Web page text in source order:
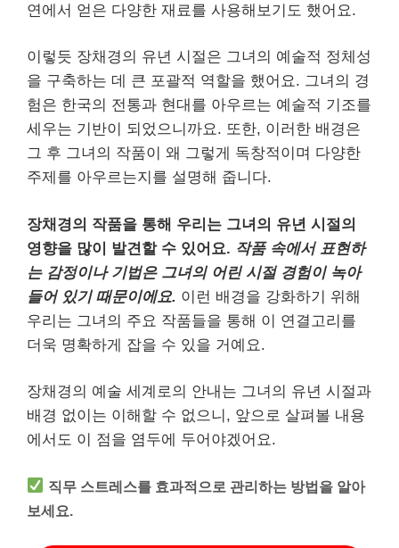
연에서 얻은 다양한 재료를 사용해보기도 했어요.
이렇듯 장채경의 유년 시절은 그녀의 예술적 정체성
을 구축하는 데 큰 포괄적 역할을 했어요. 그녀의 경
험은 한국의 전통과 현대를 아우르는 예술적 기조를
세우는 기반이 되었으니까요. 또한, 이러한 배경은
그 후 그녀의 작품이 왜 그렇게 독창적이며 다양한
주제를 아우르는지를 설명해 줍니다.
장채경의 작품을 통해 우리는 그녀의 유년 시절의
영향을 많이 발견할 수 있어요. 작품 속에서 표현하
는 감정이나 기법은 그녀의 어린 시절 경험이 녹아
들어 있기 때문이에요. 이런 배경을 강화하기 위해
우리는 그녀의 주요 작품들을 통해 이 연결고리를
더욱 명확하게 잡을 수 있을 거예요.
장채경의 예술 세계로의 안내는 그녀의 유년 시절과
배경 없이는 이해할 수 없으니, 앞으로 살펴볼 내용
에서도 이 점을 염두에 두어야겠어요.
직무 스트레스를 효과적으로 관리하는 방법을 알아
보세요.